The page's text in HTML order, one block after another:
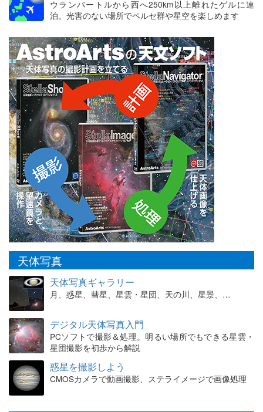
ウランバートルから西へ250km以上離れたゲルに連
泊。光害のない場所でペルセ群や星空を楽しめます
天体写真
天体写真ギャラリー
月、惑星、彗星、星雲・星団、天の川、星景、…
デジタル天体写真入門
PCソフトで撮影＆処理。明るい場所でもできる星雲・
星団撮影を初歩から解説
惑星を撮影しよう
CMOSカメラで動画撮影、ステライメージで画像処理